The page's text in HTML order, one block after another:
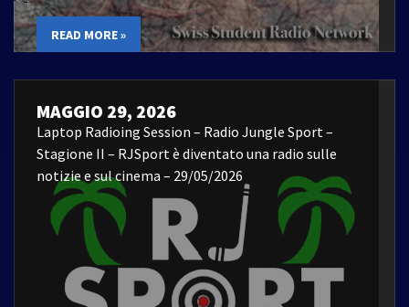
READ MORE »
MAGGIO 29, 2026
Laptop Radioing Session – Radio Jungle Sport –
Stagione II – RJSport è diventato una radio sulle
notizie e sul cinema – 29/05/2026